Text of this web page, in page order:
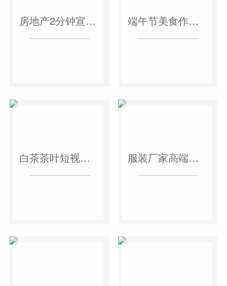
房地产2分钟宣传片 端午节美食作品短视频案例
白茶茶叶短视频作品 服装厂家高端短视频作品